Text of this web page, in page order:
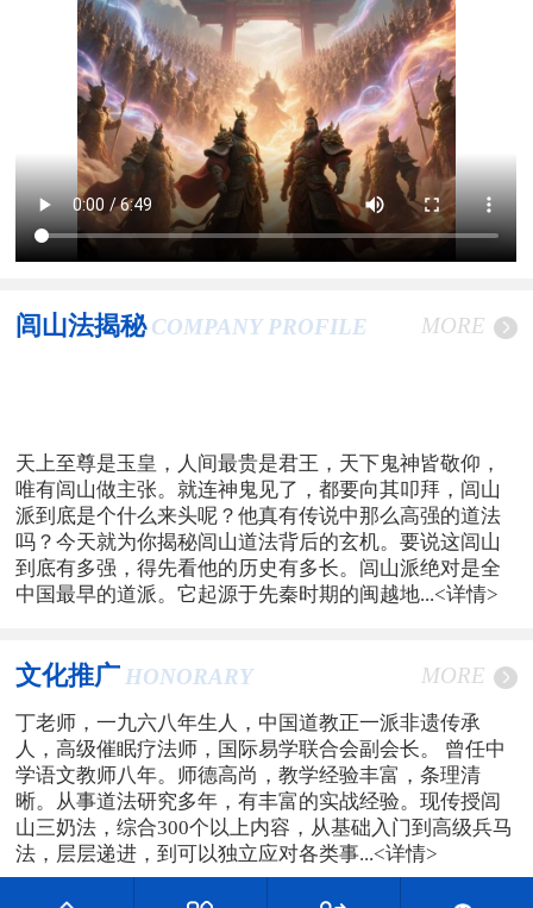
闾山法揭秘 COMPANY PROFILE MORE
天上至尊是玉皇，人间最贵是君王，天下鬼神皆敬仰，
唯有闾山做主张。就连神鬼见了，都要向其叩拜，闾山
派到底是个什么来头呢？他真有传说中那么高强的道法
吗？今天就为你揭秘闾山道法背后的玄机。要说这闾山
到底有多强，得先看他的历史有多长。闾山派绝对是全
中国最早的道派。它起源于先秦时期的闽越地...<详情>
文化推广 HONORARY MORE
丁老师，一九六八年生人，中国道教正一派非遗传承
人，高级催眠疗法师，国际易学联合会副会长。 曾任中
学语文教师八年。师德高尚，教学经验丰富，条理清
晰。从事道法研究多年，有丰富的实战经验。现传授闾
山三奶法，综合300个以上内容，从基础入门到高级兵马
法，层层递进，到可以独立应对各类事...<详情>